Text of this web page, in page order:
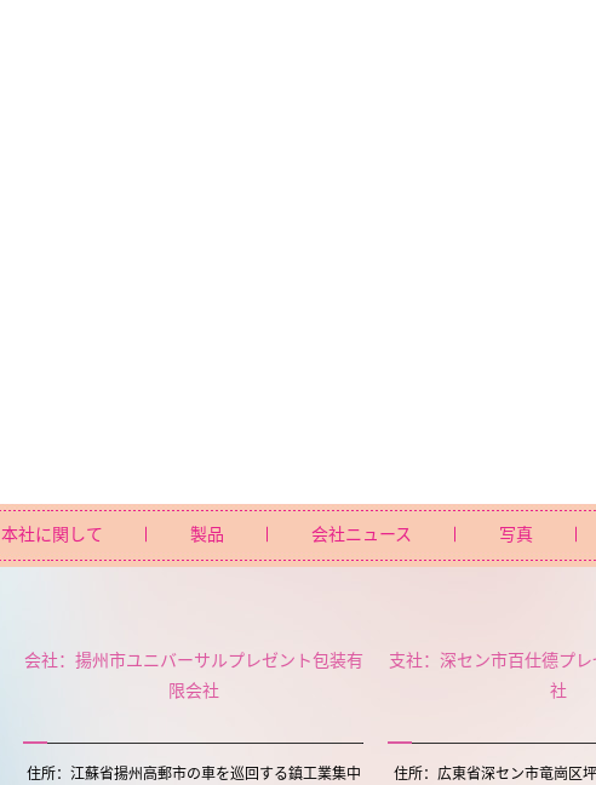
本社に関して 製品 会社ニュース 写真
会社：揚州市ユニバーサルプレゼント包装有
限会社
住所：江蘇省揚州高郵市の車を巡回する鎮工業集中
支社：深セン市百仕德プ
社
住所：広東省深セン市竜崗区